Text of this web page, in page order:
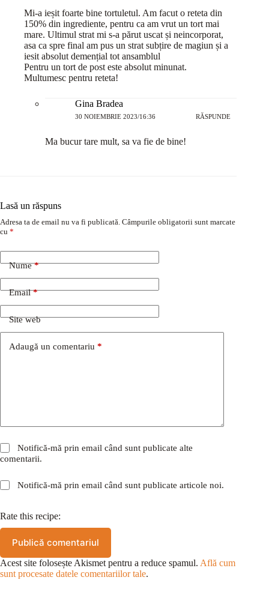
Mi-a ieșit foarte bine tortuletul. Am facut o reteta din
150% din ingrediente, pentru ca am vrut un tort mai
mare. Ultimul strat mi s-a părut uscat și neincorporat,
asa ca spre final am pus un strat subțire de magiun și a
iesit absolut demențial tot ansamblul
Pentru un tort de post este absolut minunat.
Multumesc pentru reteta!
Gina Bradea
30 NOIEMBRIE 2023/16:36 RĂSPUNDE
Ma bucur tare mult, sa va fie de bine!
Lasă un răspuns
Adresa ta de email nu va fi publicată. Câmpurile obligatorii sunt marcate
cu *
Nume*
Email*
Site web
Adaugă un comentariu *
Notifică-mă prin email când sunt publicate alte
comentarii.
Notifică-mă prin email când sunt publicate articole noi.
Rate this recipe:
Publică comentariul
Acest site folosește Akismet pentru a reduce spamul. Află cum
sunt procesate datele comentariilor tale.